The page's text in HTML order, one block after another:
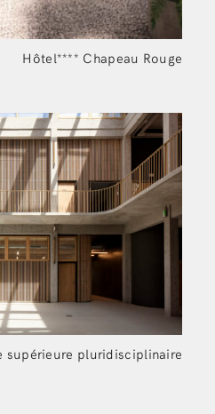
Hôtel**** Chapeau Rouge
supérieure pluridisciplinaire